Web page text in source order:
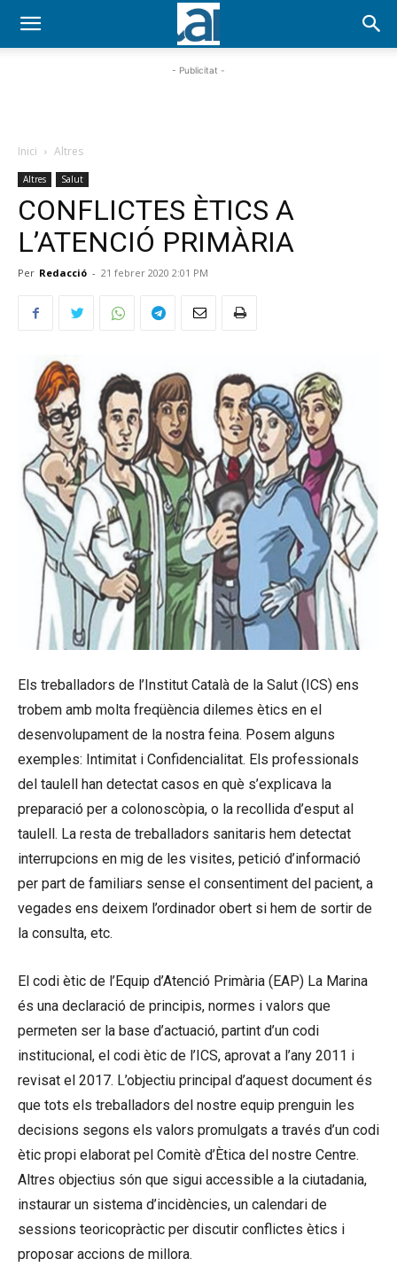
- Publicitat -
Inici Altres
Altres Salut
CONFLICTES ÈTICS A
L’ATENCIÓ PRIMÀRIA
Per Redacció - 21 febrer 2020 2:01 PM
Els treballadors de l’Institut Català de la Salut (ICS) ens
trobem amb molta freqüència dilemes ètics en el
desenvolupament de la nostra feina. Posem alguns
exemples: Intimitat i Confidencialitat. Els professionals
del taulell han detectat casos en què s’explicava la
preparació per a colonoscòpia, o la recollida d’esput al
taulell. La resta de treballadors sanitaris hem detectat
interrupcions en mig de les visites, petició d’informació
per part de familiars sense el consentiment del pacient, a
vegades ens deixem l’ordinador obert si hem de sortir de
la consulta, etc.
El codi ètic de l’Equip d’Atenció Primària (EAP) La Marina
és una declaració de principis, normes i valors que
permeten ser la base d’actuació, partint d’un codi
institucional, el codi ètic de l’ICS, aprovat a l’any 2011 i
revisat el 2017. L’objectiu principal d’aquest document és
que tots els treballadors del nostre equip prenguin les
decisions segons els valors promulgats a través d’un codi
ètic propi elaborat pel Comitè d’Ètica del nostre Centre.
Altres objectius són que sigui accessible a la ciutadania,
instaurar un sistema d’incidències, un calendari de
sessions teoricopràctic per discutir conflictes ètics i
proposar accions de millora.